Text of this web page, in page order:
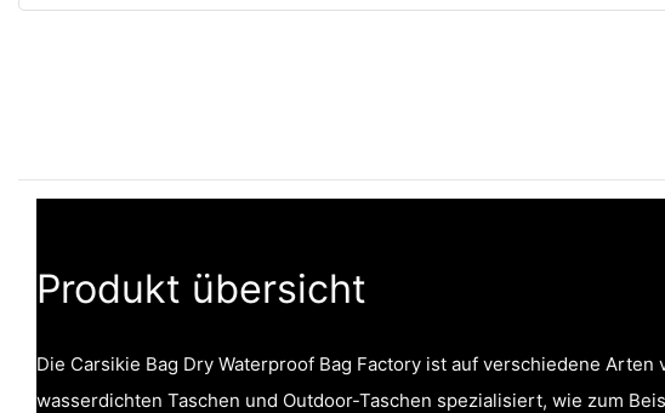
Produkt übersicht
Die Carsikie Bag Dry Waterproof Bag Factory ist auf verschiedene Arten
wasserdichten Taschen und Outdoor-Taschen spezialisiert, wie zum